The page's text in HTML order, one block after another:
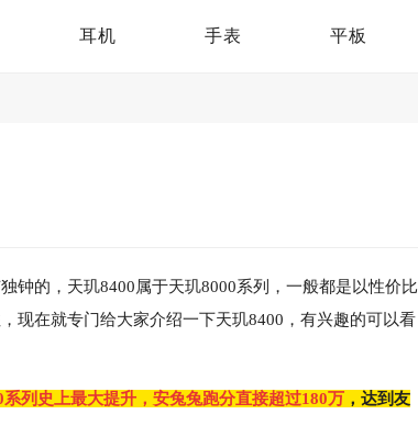
耳机 手表 平板
钟的，天玑8400属于天玑8000系列，一般都是以性价比
现在就专门给大家介绍一下天玑8400，有兴趣的可以看
系列史上最大提升，安兔兔跑分直接超过180万 ，达到友